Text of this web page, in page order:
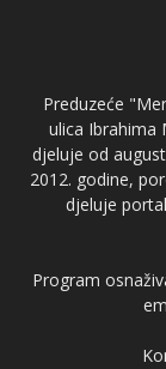
Preduzeće
ulica Ibrahima
djeluje od
2012. godine,
djeluje
Program